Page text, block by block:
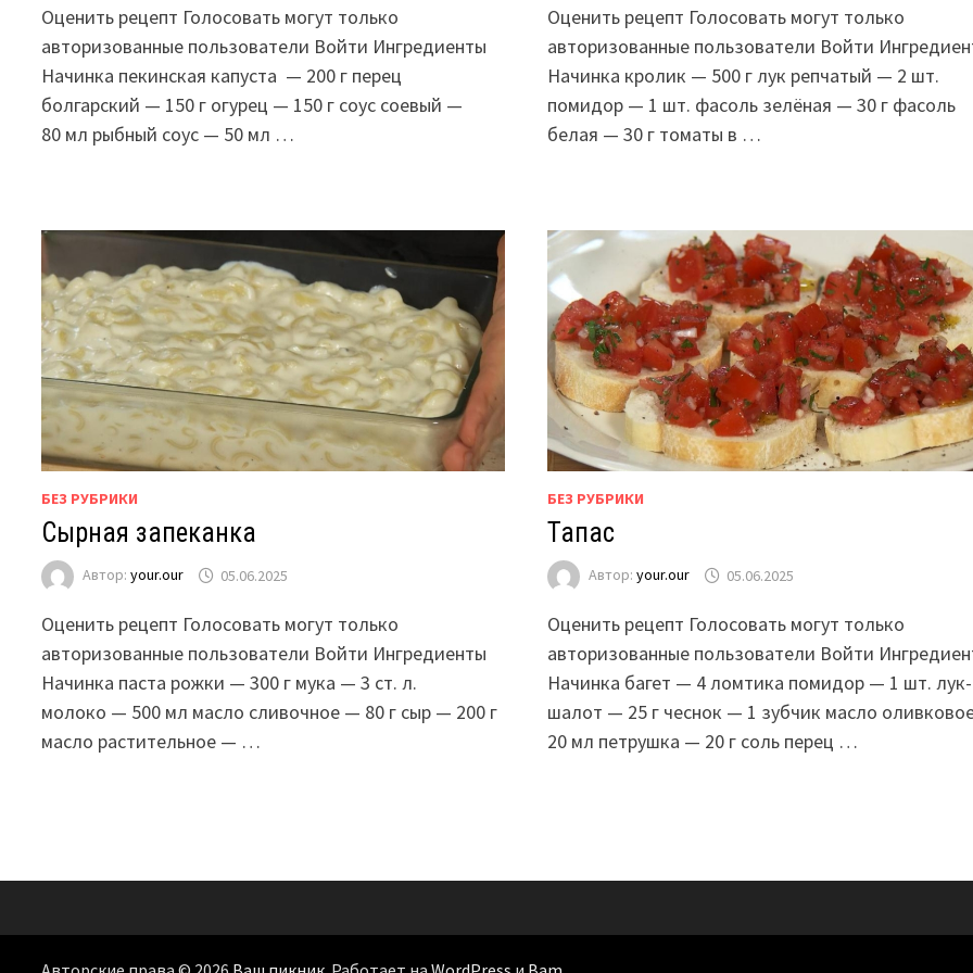
Оценить рецепт Голосовать могут только
авторизованные пользователи Войти Ингредиенты
Начинка пекинская капуста — 200 г перец
болгарский — 150 г огурец — 150 г соус соевый —
80 мл рыбный соус — 50 мл …
Оценить рецепт Голосовать могут только
авторизованные пользователи Войти
Начинка кролик — 500 г лук репчатый — 2 шт.
помидор — 1 шт. фасоль зелёная — 30 г фасоль
белая — 30 г томаты в …
БЕЗ РУБРИКИ
Сырная запеканка
Автор:your.our 05.06.2025
Оценить рецепт Голосовать могут только
авторизованные пользователи Войти Ингредиенты
Начинка паста рожки — 300 г мука — 3 ст. л.
молоко — 500 мл масло сливочное — 80 г сыр — 200 г
масло растительное — …
БЕЗ РУБРИКИ
Тапас
Автор: your.our 05.06.2025
Оценить рецепт Голосовать могут только
авторизованные пользователи Войти
Начинка багет — 4 ломтика помидор — 1 шт. лук-
шалот — 25 г чеснок — 1 зубчик масло
20 мл петрушка — 20 г соль перец …